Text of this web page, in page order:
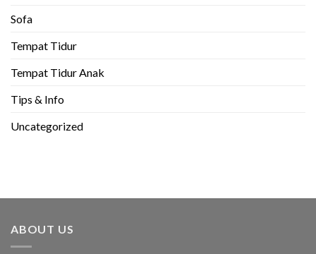
Sofa
Tempat Tidur
Tempat Tidur Anak
Tips & Info
Uncategorized
ABOUT US